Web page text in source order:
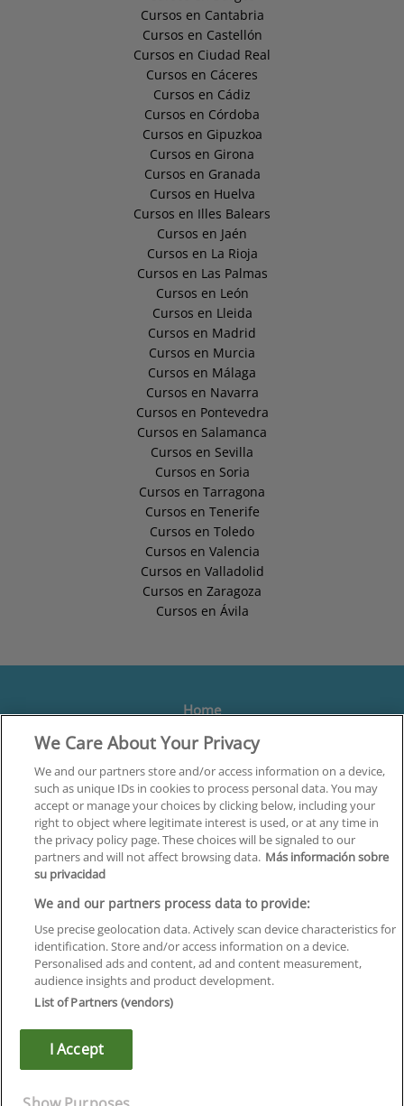
Cursos en Cantabria
Cursos en Castellón
Cursos en Ciudad Real
Cursos en Cáceres
Cursos en Cádiz
Cursos en Córdoba
Cursos en Gipuzkoa
Cursos en Girona
Cursos en Granada
Cursos en Huelva
Cursos en Illes Balears
Cursos en Jaén
Cursos en La Rioja
Cursos en Las Palmas
Cursos en León
Cursos en Lleida
Cursos en Madrid
Cursos en Murcia
Cursos en Málaga
Cursos en Navarra
Cursos en Pontevedra
Cursos en Salamanca
Cursos en Sevilla
Cursos en Soria
Cursos en Tarragona
Cursos en Tenerife
Cursos en Toledo
Cursos en Valencia
Cursos en Valladolid
Cursos en Zaragoza
Cursos en Ávila
Home
Formación
Centros
Orientación
Quiénes somos
Contacta
Aviso Legal
Política de Privacidad
Política de Cookies
Canal Ético
Infoempleo
We Care About Your Privacy
We and our partners store and/or access information on a device,
such as unique IDs in cookies to process personal data. You may
accept or manage your choices by clicking below, including your
right to object where legitimate interest is used, or at any time in
the privacy policy page. These choices will be signaled to our
partners and will not affect browsing data. Más información sobre
su privacidad
We and our partners process data to provide:
Use precise geolocation data. Actively scan device characteristics for
identification. Store and/or access information on a device.
Personalised ads and content, ad and content measurement,
audience insights and product development.
List of Partners (vendors)
I Accept